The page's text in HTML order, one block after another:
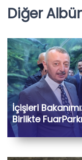
Diğer
İçişleri
Birlikte